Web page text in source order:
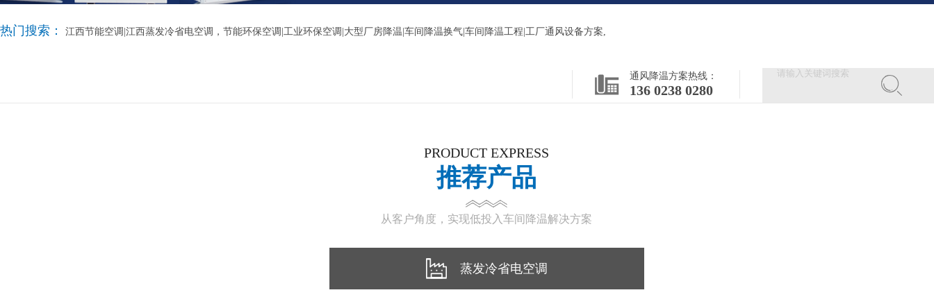
热门搜索： 江西节能空调|江西蒸发冷省电空调，节能环保空调|工业环保空调|大型厂房降温|车间降温换气|车间降温工程|工厂通风设备方案,
通风降温方案热线：
136 0238 0280
PRODUCT EXPRESS
推荐产品
从客户角度，实现低投入车间降温解决方案
蒸发冷省电空调